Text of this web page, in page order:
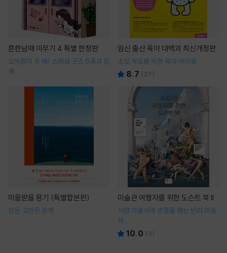
흔한남매 이무기 4 특별 한정판
오싹함이 두 배! 스페셜 굿즈 6종과 함
께
임신 출산 육아 대백과 최신개정판
초보 부모를 위한 육아 바이블
8.7 ( 27)
미움받을 용기 (특별합본판)
모든 고민은 관계
미술관 여행자를 위한 도슨트 북 II
서양 미술사의 흐름을 꿰는 반려 미술
책
10.0 ( 3)